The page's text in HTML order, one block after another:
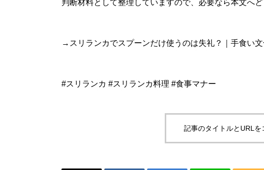
判断材料として整理していますので、必要なら本文へど
→スリランカでスプーンだけ使うのは失礼？｜手食い文
#スリランカ #スリランカ料理 #食事マナー
記事のタイトルとURLを